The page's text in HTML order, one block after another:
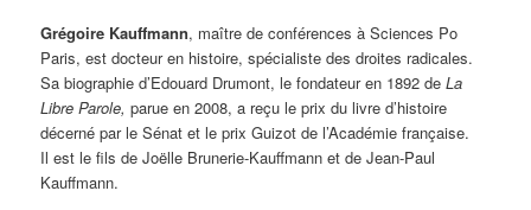
Grégoire Kauffmann, maître de conférences à Sciences Po
Paris, est docteur en histoire, spécialiste des droites radicales.
Sa biographie d’Edouard Drumont, le fondateur en 1892 deLa
Libre Parole,parue en 2008, a reçu le prix du livre d’histoire
décerné par le Sénat et le prix Guizot de l’Académie française.
Il est le fils de Joëlle Brunerie-Kauffmann et de Jean-Paul
Kauffmann.